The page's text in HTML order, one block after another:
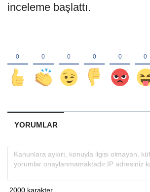
inceleme başlattı.
YORUMLAR